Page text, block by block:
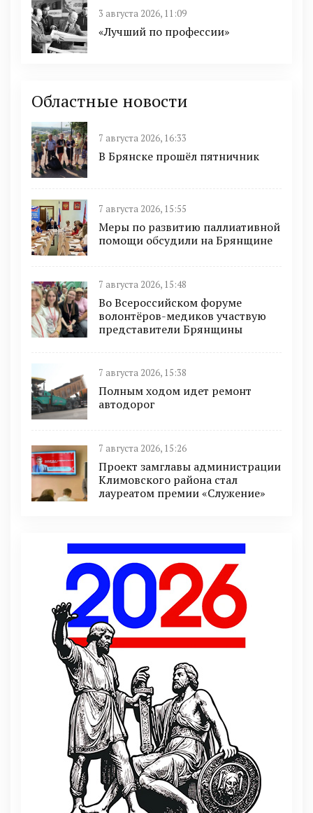
3 августа 2026, 11:09
«Лучший по профессии»
Областные новости
7 августа 2026, 16:33
В Брянске прошёл пятничник
7 августа 2026, 15:55
Меры по развитию паллиативной
помощи обсудили на Брянщине
7 августа 2026, 15:48
Во Всероссийском форуме
волонтёров-медиков участвую
представители Брянщины
7 августа 2026, 15:38
Полным ходом идет ремонт
автодорог
7 августа 2026, 15:26
Проект замглавы администрации
Климовского района стал
лауреатом премии «Служение»